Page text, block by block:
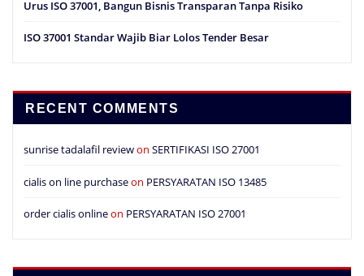
Urus ISO 37001, Bangun Bisnis Transparan Tanpa Risiko
ISO 37001 Standar Wajib Biar Lolos Tender Besar
RECENT COMMENTS
sunrise tadalafil reviewon SERTIFIKASI ISO 27001
cialis on line purchaseon PERSYARATAN ISO 13485
order cialis onlineon PERSYARATAN ISO 27001